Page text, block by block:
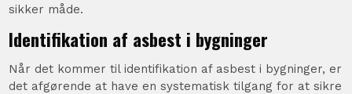
sikker måde.
Identifikation af asbest i bygninger
Når det kommer til identifikation af asbest i bygninger, er
det afgørende at have en systematisk tilgang for at sikre